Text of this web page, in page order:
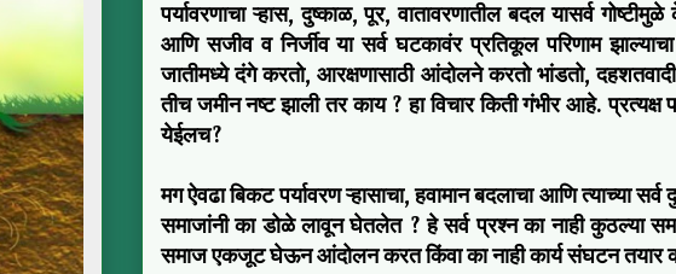
पर्यावरणाचा ऱ्हास, दुष्काळ, पूर, वातावरणातील बदल यासर्व
आणि सजीव व निर्जीव या सर्व घटकावंर प्रतिकूल परिणाम
जातीमध्ये दंगे करतो, आरक्षणासाठी आंदोलने करतो भांडतो,
तीच जमीन नष्ट झाली तर काय ? हा विचार किती गंभीर आहे.
येईलच?
मग ऐवढा बिकट पर्यावरण ऱ्हासाचा, हवामान बदलाचा आणि त्याच्या
समाजांनी का डोळे लावून घेतलेत ? हे सर्व प्रश्न का नाही कुठल्या
समाज एकजूट घेऊन आंदोलन करत किंवा का नाही कार्य संघटन